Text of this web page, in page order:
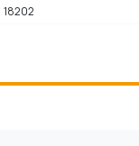
18202